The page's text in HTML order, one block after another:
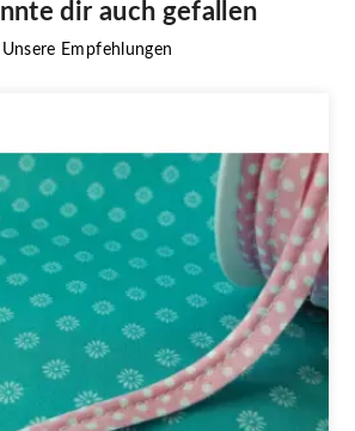
dir auch gefallen
Unsere Empfehlungen